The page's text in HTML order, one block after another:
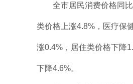
全市居民消费价格同
类价格上涨4.8%，医疗保
涨0.4%，居住类价格下降
下降4.6%。